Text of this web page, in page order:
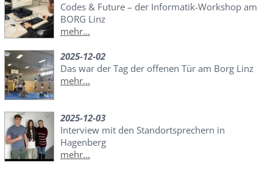
Codes & Future – der Informatik-Workshop am
BORG Linz
mehr...
2025-12-02
Das war der Tag der offenen Tür am Borg Linz
mehr...
2025-12-03
Interview mit den Standortsprechern in
Hagenberg
mehr...